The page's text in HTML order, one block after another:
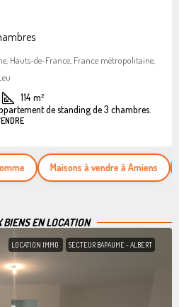
Hauts-de-France, France métropolitaine,
114 m²
de standing de 3 chambres.
Maisons à vendre à Amiens
EN LOCATION
LOCATION IMMO SECTEUR BAPAUME - ALBERT